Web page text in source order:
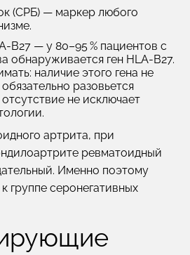
(СРБ) — маркер любого
B27 — у 80–95 % пациентов с
обнаруживается ген HLA-B27.
наличие этого гена не
разовьется
не исключает
артрита, при
ревматоидный
Именно поэтому
группе серонегативных